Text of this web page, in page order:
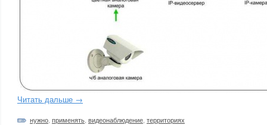
Читать дальше →
нужно применять видеонаблюдение территориях